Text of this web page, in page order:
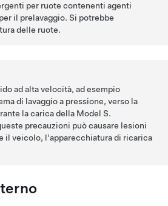
per ruote contenenti agenti
il prelavaggio. Si potrebbe
delle ruote.
ad alta velocità, ad esempio
di lavaggio a pressione, verso la
la carica della Model S.
precauzioni può causare lesioni
il veicolo, l'apparecchiatura di ricarica